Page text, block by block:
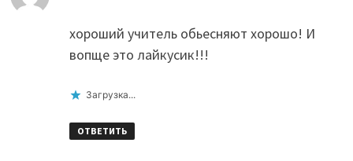
хороший учитель обьесняют хорошо! И
вопще это лайкусик!!!
Загрузка...
ОТВЕТИТЬ